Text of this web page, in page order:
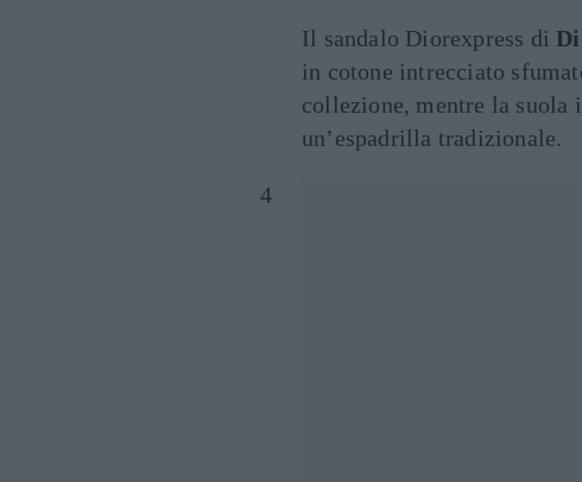
Il sandalo Diorexpress di
in cotone intrecciato
collezione, mentre la suola
un’espadrilla tradizionale.